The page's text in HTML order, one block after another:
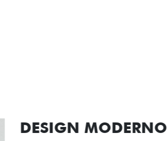
RODAS DE